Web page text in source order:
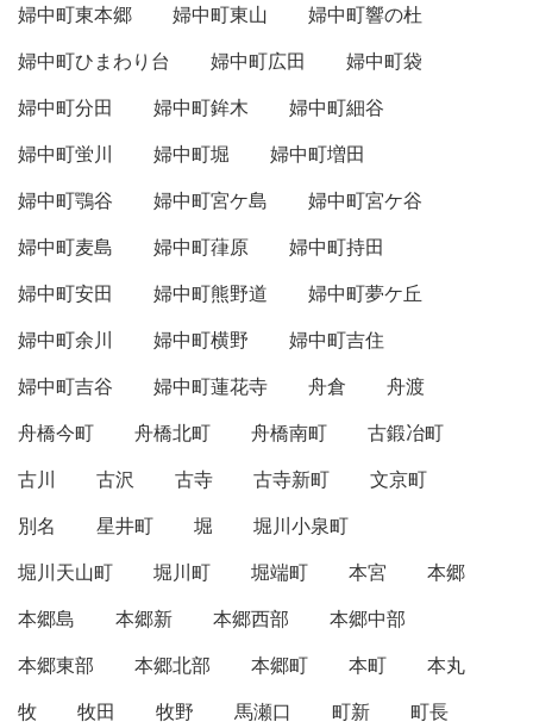
婦中町東本郷
婦中町東山
婦中町響の杜
婦中町ひまわり台
婦中町広田
婦中町袋
婦中町分田
婦中町鉾木
婦中町細谷
婦中町蛍川
婦中町堀
婦中町増田
婦中町鶚谷
婦中町宮ケ島
婦中町宮ケ谷
婦中町麦島
婦中町葎原
婦中町持田
婦中町安田
婦中町熊野道
婦中町夢ケ丘
婦中町余川
婦中町横野
婦中町吉住
婦中町吉谷
婦中町蓮花寺 舟倉
舟渡
舟橋今町
舟橋北町 舟橋南町
古鍛冶町
古川
古沢 古寺 古寺新町
文京町
別名
星井町 堀
堀川小泉町
堀川天山町
堀川町 堀端町 本宮
本郷
本郷島
本郷新 本郷西部
本郷中部
本郷東部
本郷北部 本郷町 本町
本丸
牧
牧田 牧野 馬瀬口 町新
町長